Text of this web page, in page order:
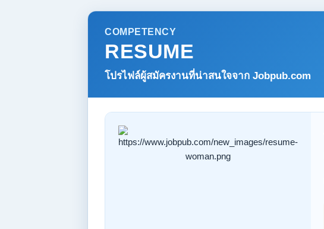
COMPETENCY
RESUME
โปรไฟล์ผู้สมัครงานที่น่าสนใจจาก Jobpub.com